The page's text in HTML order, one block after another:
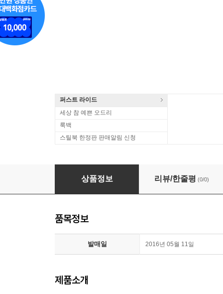
퍼스트 라이드
세상 참 예쁜 오드리
룩백
스틸북 한정판 판매알림 신청
[중고] [DVD] 패닉 룸 - Panic Room (수퍼비트/
상품정보 리뷰/한줄평 (0/0)
품목정보
발매일 2016년 05월 11일
제품소개